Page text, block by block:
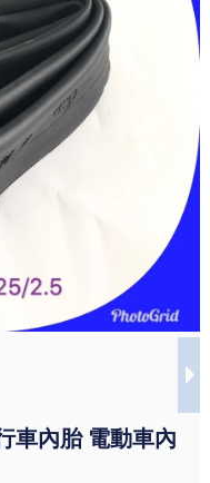
車內胎 電動車內